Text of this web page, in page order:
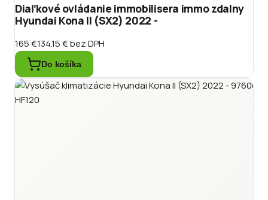
Diaľkové ovládanie immobilisera immo zdalny
Hyundai Kona II (SX2) 2022 -
165 €134.15 €bez DPH
Do košíka